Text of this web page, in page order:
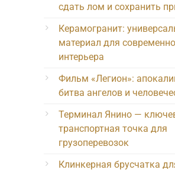
сдать лом и сохранить
Керамогранит:
материал для
интерьера
Фильм «Легион»:
битва ангелов и
Терминал Янино —
транспортная точка для
грузоперевозок
Клинкерная брусчатка